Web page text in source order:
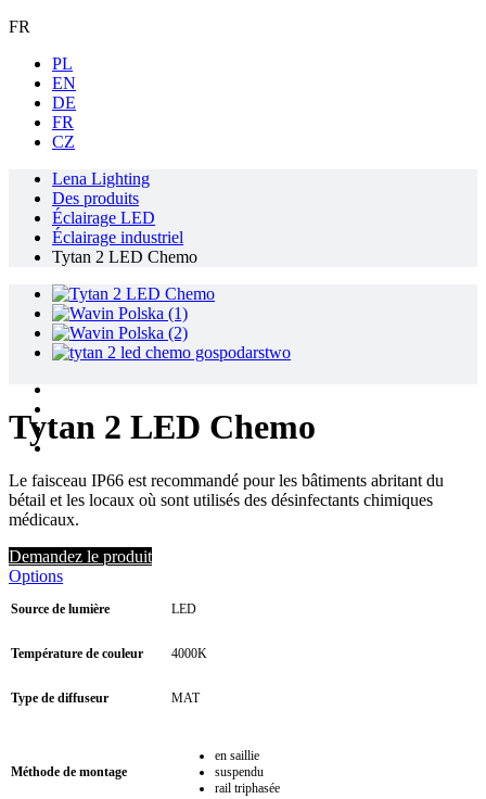
FR
PL
EN
DE
FR
CZ
Lena Lighting
Des produits
Éclairage LED
Éclairage industriel
Tytan 2 LED Chemo
Tytan 2 LED Chemo
Le faisceau IP66 est recommandé pour les bâtiments abritant du
bétail et les locaux où sont utilisés des désinfectants chimiques
médicaux.
Demandez le produit
Options
Source de lumière LED
Température de couleur 4000K
Type de diffuseur MAT
Méthode de montage
en saillie
suspendu
rail triphasée